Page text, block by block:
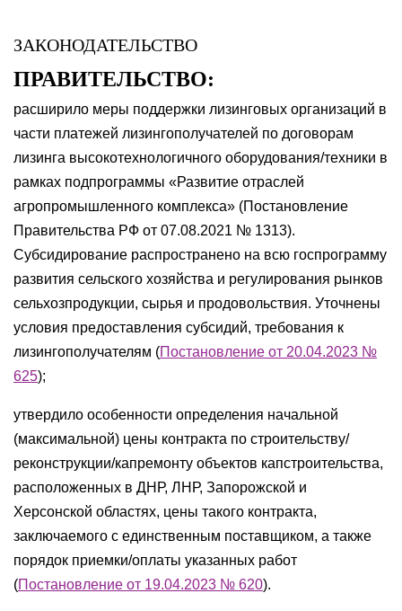
ЗАКОНОДАТЕЛЬСТВО
ПРАВИТЕЛЬСТВО:
расширило меры поддержки лизинговых организаций в
части платежей лизингополучателей по договорам
лизинга высокотехнологичного оборудования/техники в
рамках подпрограммы «Развитие отраслей
агропромышленного комплекса» (Постановление
Правительства РФ от 07.08.2021 № 1313).
Субсидирование распространено на всю госпрограмму
развития сельского хозяйства и регулирования рынков
сельхозпродукции, сырья и продовольствия. Уточнены
условия предоставления субсидий, требования к
лизингополучателям (Постановление от 20.04.2023 №
625);
утвердило особенности определения начальной
(максимальной) цены контракта по строительству/
реконструкции/капремонту объектов капстроительства,
расположенных в ДНР, ЛНР, Запорожской и
Херсонской областях, цены такого контракта,
заключаемого с единственным поставщиком, а также
порядок приемки/оплаты указанных работ
(Постановление от 19.04.2023 № 620).